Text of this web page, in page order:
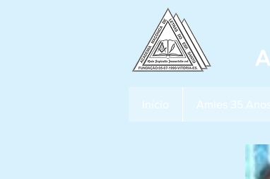
Início Amles 35 Anos